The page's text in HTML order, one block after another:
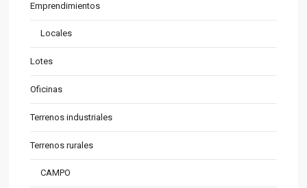
Emprendimientos
Locales
Lotes
Oficinas
Terrenos industriales
Terrenos rurales
CAMPO